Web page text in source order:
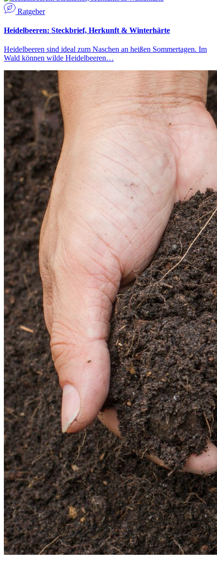
Ratgeber
Heidelbeeren: Steckbrief, Herkunft & Winterhärte
Heidelbeeren sind ideal zum Naschen an heißen Sommertagen. Im
Wald können wilde Heidelbeeren…